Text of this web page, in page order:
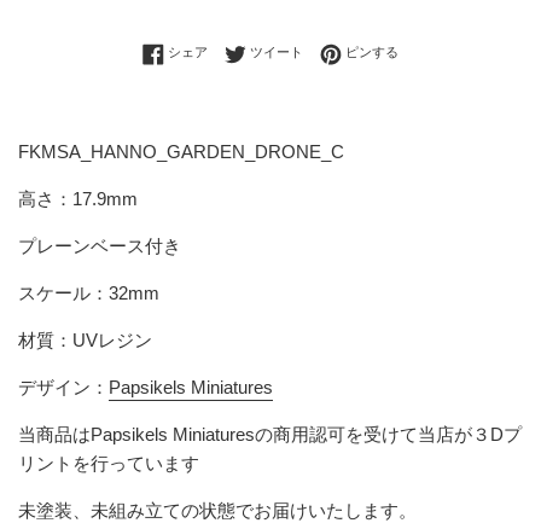
シェア Facebookでシェアする
ツイート Twitterに投稿する
ピンする
FKMSA_HANNO_GARDEN_DRONE_C
高さ：17.9mm
プレーンベース付き
スケール：32mm
材質：UVレジン
デザイン： Papsikels Miniatures
当商品はPapsikels Miniaturesの商用認可を受けて当店が３Dプ
リントを行っています
未塗装、未組み立ての状態でお届けいたします。